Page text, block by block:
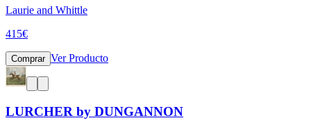
Laurie and Whittle
415€
Comprar Ver Producto
LURCHER by DUNGANNON